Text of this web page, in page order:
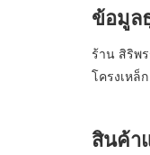
ข้อมูล
ร้าน สิริพ
โครงเหล็
สินค้า